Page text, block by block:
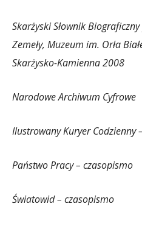
Skarżyski Słownik
Zemeły, Muzeum im. Orła
Skarżysko-Kamienna 2008
Narodowe Archiwum Cyfrowe
Ilustrowany Kuryer Codzienny
Państwo Pracy – czasopismo
Światowid – czasopismo